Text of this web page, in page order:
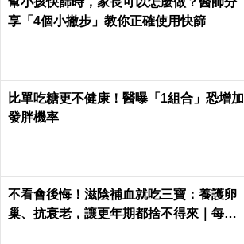
享「4個小撇步」教你正確使用快篩
比單吃糖更不健康！醫曝「1組合」恐增加
發胖機率
不看會後悔！滋陰補血就吃三寶：養護卵
巢、抗衰老，讓更年期都捨不得來｜每日